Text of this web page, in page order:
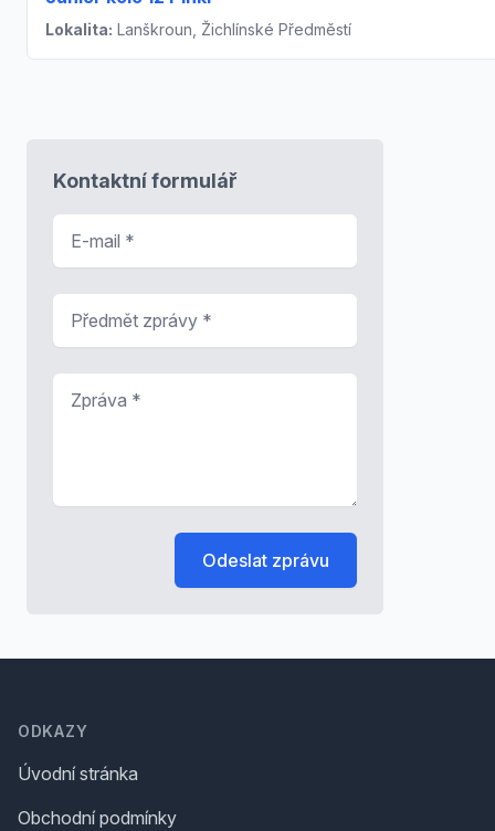
Lokalita: Lanškroun, Žichlínské Předměstí
Kontaktní formulář
Odeslat zprávu
ODKAZY
Úvodní stránka
Obchodní podmínky